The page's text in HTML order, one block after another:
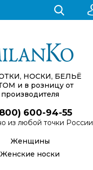
НОСКИ, БЕЛЬЁ
и в розницу от
производителя
600-94-55
из любой точки России
Женщины
Женские носки